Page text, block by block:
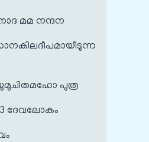
മമ നന്ദന
പുത്ര
3 ദേവലോകം